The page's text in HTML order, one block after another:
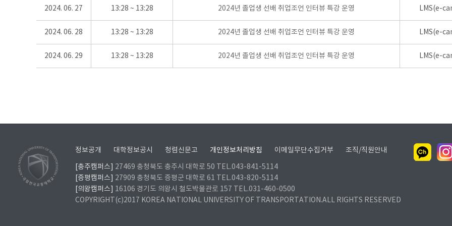
2024. 06. 27 13:28 ~ 13:28 2024년 졸업생 선배 취업조언 인터뷰 특강 운영 LMS(e-
2024. 06. 28 13:28 ~ 13:28 2024년 졸업생 선배 취업조언 인터뷰 특강 운영 LMS(e-
2024. 06. 29 13:28 ~ 13:28 2024년 졸업생 선배 취업조언 인터뷰 특강 운영 LMS(e-
정보공개 대학정보공시 청렴신문고 개인정보처리방침 이메일무단수집거부 조직/직원안내
[충주캠퍼스]
27469 충청북도 충주시 대학로 50 TEL.043-841-5114
[증평캠퍼스]
27909 충청북도 증평군 대학로 61 TEL.043-820-5114
[의왕캠퍼스]
16106 경기도 의왕시 철도박물관로 157 TEL.031-460-0500
COPYRIGHT(c)2017 KOREA NATIONAL UNIVERSITY OF TRANSPORTATION.ALL RIGHTS RESERVED